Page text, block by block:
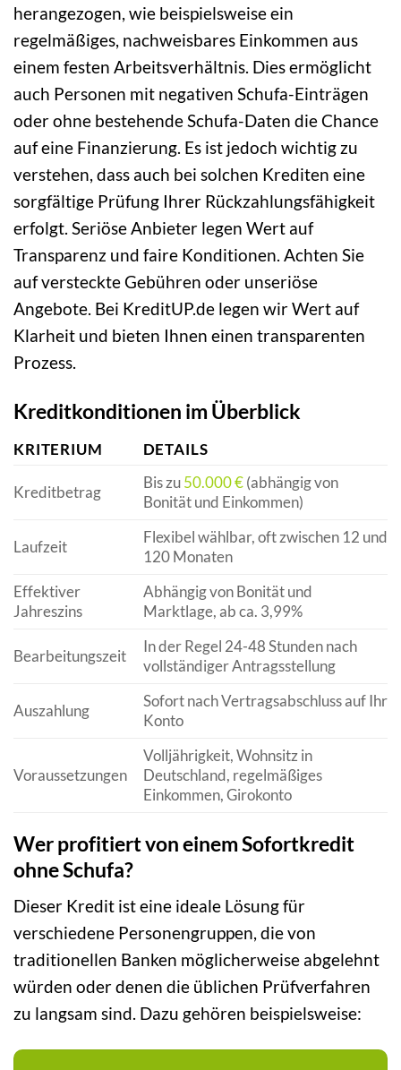
herangezogen, wie beispielsweise ein
regelmäßiges, nachweisbares Einkommen aus
einem festen Arbeitsverhältnis. Dies ermöglicht
auch Personen mit negativen Schufa-Einträgen
oder ohne bestehende Schufa-Daten die Chance
auf eine Finanzierung. Es ist jedoch wichtig zu
verstehen, dass auch bei solchen Krediten eine
sorgfältige Prüfung Ihrer Rückzahlungsfähigkeit
erfolgt. Seriöse Anbieter legen Wert auf
Transparenz und faire Konditionen. Achten Sie
auf versteckte Gebühren oder unseriöse
Angebote. Bei KreditUP.de legen wir Wert auf
Klarheit und bieten Ihnen einen transparenten
Prozess.
Kreditkonditionen im Überblick
KRITERIUM DETAILS
Kreditbetrag
Bis zu50.000 €(abhängig von
Bonität und Einkommen)
Laufzeit
Flexibel wählbar, oft zwischen 12 und
120 Monaten
Effektiver
Jahreszins
Abhängig von Bonität und
Marktlage, ab ca. 3,99%
Bearbeitungszeit
In der Regel 24-48 Stunden nach
vollständiger Antragsstellung
Auszahlung
Sofort nach Vertragsabschluss auf Ihr
Konto
Voraussetzungen
Volljährigkeit, Wohnsitz in
Deutschland, regelmäßiges
Einkommen, Girokonto
Wer profitiert von einem Sofortkredit
ohne Schufa?
Dieser Kredit ist eine ideale Lösung für
verschiedene Personengruppen, die von
traditionellen Banken möglicherweise abgelehnt
würden oder denen die üblichen Prüfverfahren
zu langsam sind. Dazu gehören beispielsweise: